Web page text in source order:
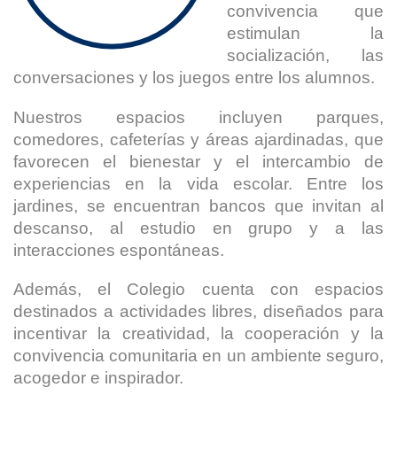
convivencia que
estimulan la
socialización, las
conversaciones y los juegos entre los alumnos.
Nuestros espacios incluyen parques,
comedores, cafeterías y áreas ajardinadas, que
favorecen el bienestar y el intercambio de
experiencias en la vida escolar. Entre los
jardines, se encuentran bancos que invitan al
descanso, al estudio en grupo y a las
interacciones espontáneas.
Además, el Colegio cuenta con espacios
destinados a actividades libres, diseñados para
incentivar la creatividad, la cooperación y la
convivencia comunitaria en un ambiente seguro,
acogedor e inspirador.